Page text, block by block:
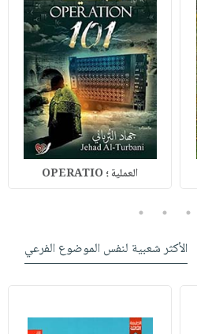
العملية ؛ OPERATIO
2
3
4
الأكثر شعبية لنفس الموضوع الفرعي